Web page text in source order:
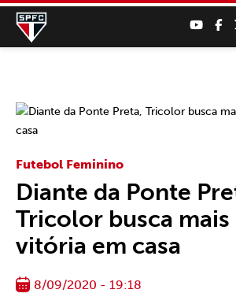
Futebol Feminino
Diante da Ponte
Tricolor busca mais
vitória em casa
8/09/2020 - 19:18